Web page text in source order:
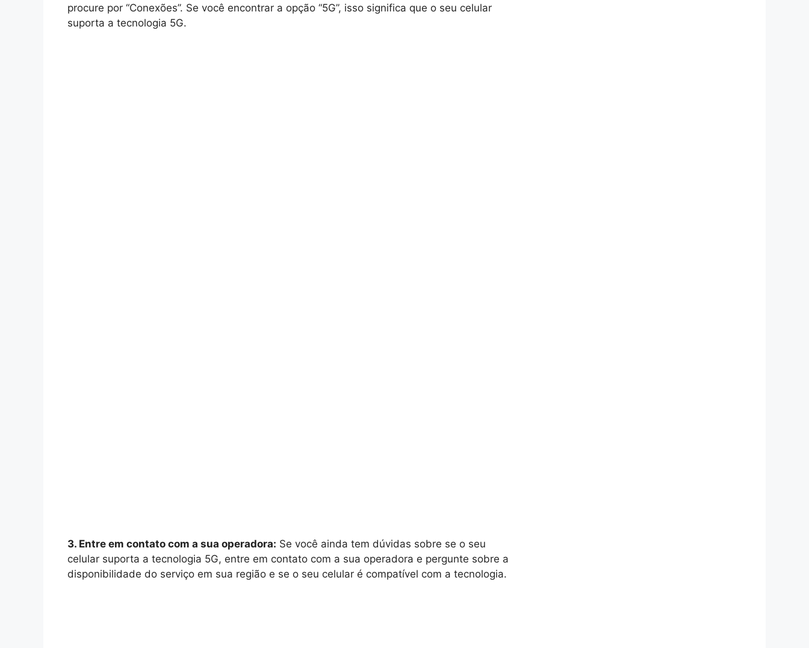
procure por “Conexões”. Se você encontrar a opção “5G”, isso significa que o seu celular
suporta a tecnologia 5G.
3. Entre em contato com a sua operadora: Se você ainda tem dúvidas sobre se o seu
celular suporta a tecnologia 5G, entre em contato com a sua operadora e pergunte sobre a
disponibilidade do serviço em sua região e se o seu celular é compatível com a tecnologia.